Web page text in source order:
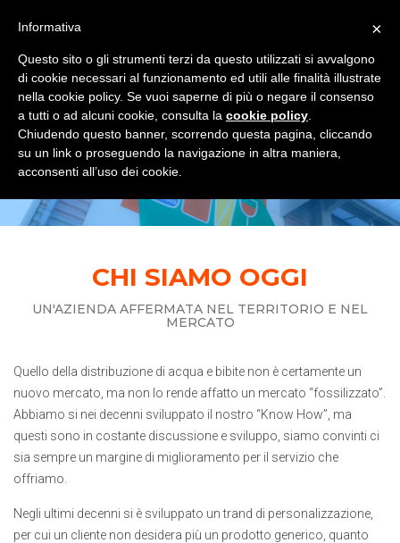
CHI SIAMO
Home
CHI SIAMO OGGI
UN'AZIENDA AFFERMATA NEL TERRITORIO E NEL
MERCATO
Quello della distribuzione di acqua e bibite non è certamente un
nuovo mercato, ma non lo rende affatto un mercato “fossilizzato”.
Abbiamo si nei decenni sviluppato il nostro “Know How”, ma
questi sono in costante discussione e sviluppo, siamo convinti ci
sia sempre un margine di miglioramento per il servizio che
offriamo.
Negli ultimi decenni si è sviluppato un trand di personalizzazione,
per cui un cliente non desidera più un prodotto generico, quanto
×
Informativa
Questo sito o gli strumenti terzi da questo utilizzati si avvalgono
di cookie necessari al funzionamento ed utili alle finalità illustrate
nella cookie policy. Se vuoi saperne di più o negare il consenso
a tutti o ad alcuni cookie, consulta la cookie policy
Chiudendo questo banner, scorrendo questa pagina, cliccando
su un link o proseguendo la navigazione in altra maniera,
acconsenti all’uso dei cookie.